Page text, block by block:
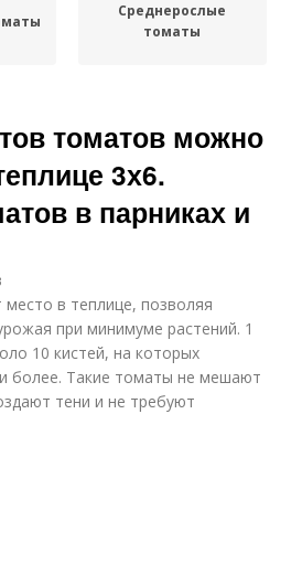
Среднерослые
томаты
томатов можно
3х6.
в парниках и
в теплице, позволяя
при минимуме растений. 1
10 кистей, на которых
более. Такие томаты не мешают
тени и не требуют